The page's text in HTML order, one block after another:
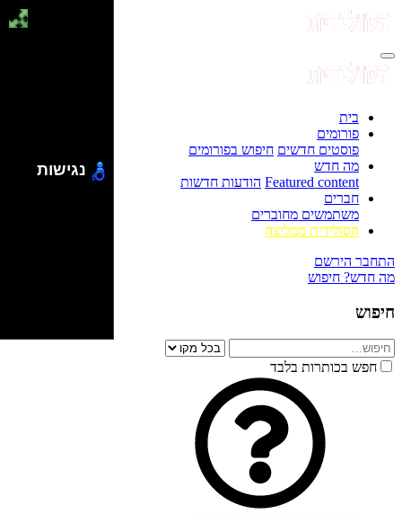
בית
פורומים
פוסטים חדשים חיפוש בפורומים
מה חדש
Featured content הודעות חדשות
חברים
משתמשים מחוברים
הסולידית ממליצה
התחבר הירשם
מה חדש? חיפוש
חיפוש
חפש בכותרות בלבד
נגישות